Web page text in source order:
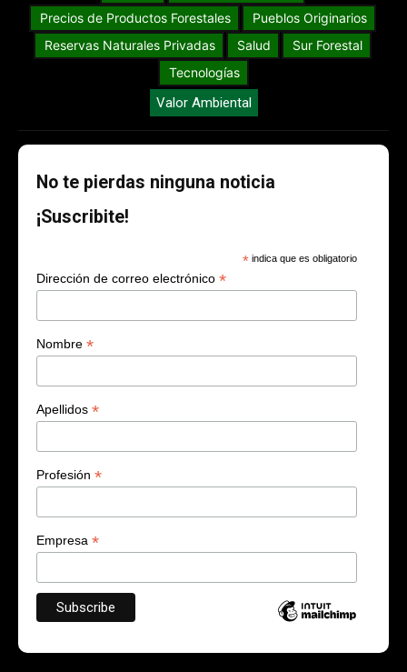
Precios de Productos Forestales
Pueblos Originarios
Reservas Naturales Privadas
Salud
Sur Forestal
Tecnologías
Valor Ambiental
No te pierdas ninguna noticia
¡Suscribite!
* indica que es obligatorio
Dirección de correo electrónico *
Nombre *
Apellidos *
Profesión *
Empresa *